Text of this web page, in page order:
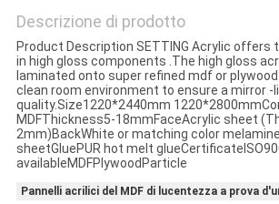
PRIVACY
POLICY
Descrizione di prodotto
Product Description SETTING Acrylic offers
in high gloss components .The high gloss
laminated onto super refined mdf or plywood
clean room environment to ensure a mirror -
quality.Size1220*2440mm
MDFThickness5-18mmFaceAcrylic sheet
2mm)BackWhite or matching color
sheetGluePUR hot melt
availableMDFPlywoodParticle
Pannelli acrilici del MDF di lucentezza a prova